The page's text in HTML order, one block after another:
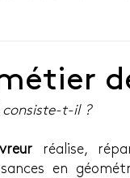
consiste-t-il ?
réalise,
en